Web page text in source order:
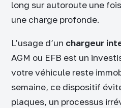
long sur autoroute une
une charge profonde.
L’usage d’un chargeur
AGM ou EFB est un
votre véhicule reste
semaine, ce dispositif
plaques, un processus